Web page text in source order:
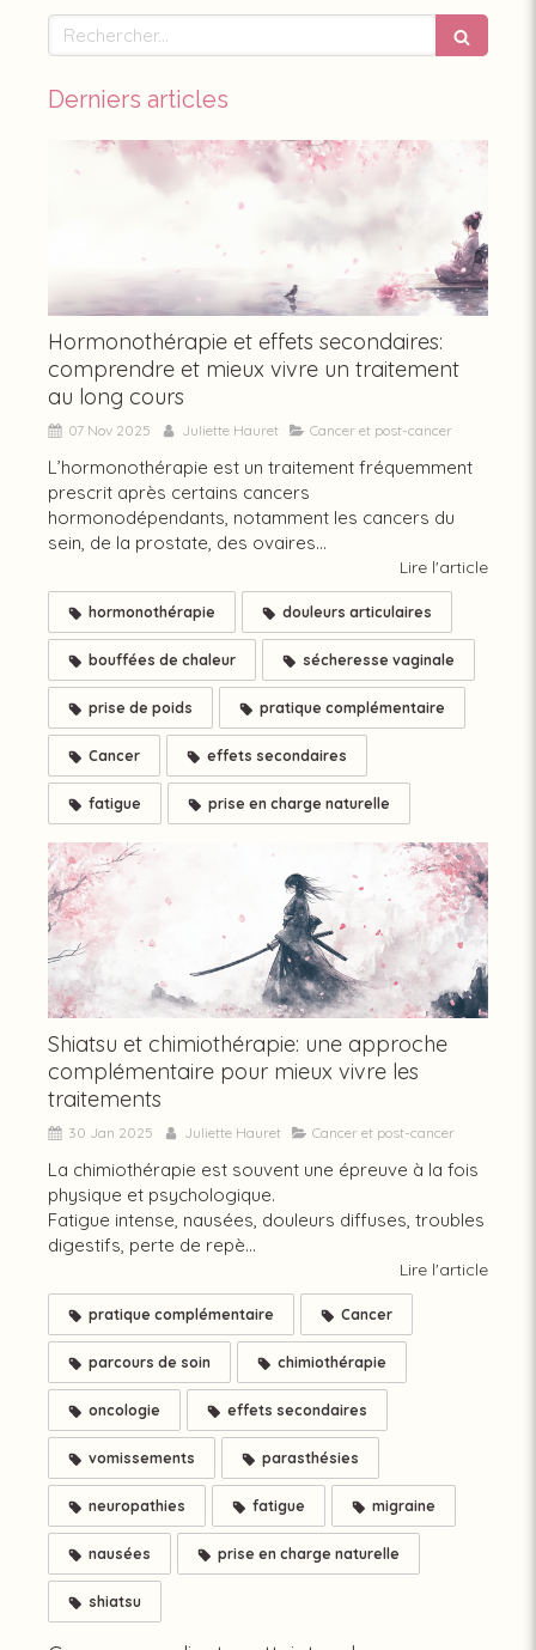
Rechercher
Derniers articles
Hormonothérapie et effets secondaires:
comprendre et mieux vivre un traitement
au long cours
07 Nov 2025 Juliette Hauret Cancer et post-cancer
L’hormonothérapie est un traitement fréquemment
prescrit après certains cancers
hormonodépendants, notamment les cancers du
sein, de la prostate, des ovaires...
Lire l'article
hormonothérapie douleurs articulaires
bouffées de chaleur sécheresse vaginale
prise de poids pratique complémentaire
Cancer effets secondaires
fatigue prise en charge naturelle
Shiatsu et chimiothérapie: une approche
complémentaire pour mieux vivre les
traitements
30 Jan 2025 Juliette Hauret Cancer et post-cancer
La chimiothérapie est souvent une épreuve à la fois
physique et psychologique.
Fatigue intense, nausées, douleurs diffuses, troubles
digestifs, perte de repè...
Lire l'article
pratique complémentaire Cancer
parcours de soin chimiothérapie
oncologie effets secondaires
vomissements parasthésies
neuropathies fatigue migraine
nausées prise en charge naturelle
shiatsu